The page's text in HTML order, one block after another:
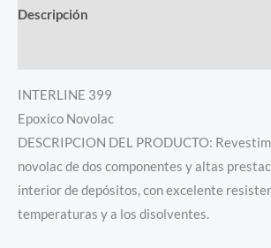
Descripción
INTERLINE 399
Epoxico Novolac
DESCRIPCION DEL PRODUCTO:
novolac de dos componentes y altas
interior de depósitos, con excelente
temperaturas y a los disolventes.